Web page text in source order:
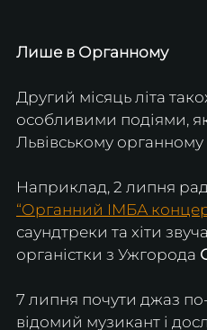
Лише в Органному
Другий місяць літа
особливими подіями,
Львівському органному
Наприклад, 2 липня
“Органний ІМБА
саундтреки та хіти
органістки з Ужгорода
7 липня почути джаз
відомий музикант і